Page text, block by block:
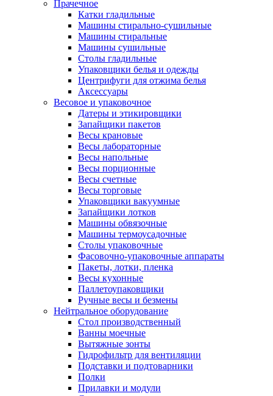
Прачечное
Катки гладильные
Машины стирально-сушильные
Машины стиральные
Машины сушильные
Столы гладильные
Упаковщики белья и одежды
Центрифуги для отжима белья
Аксессуары
Весовое и упаковочное
Датеры и этикировщики
Запайщики пакетов
Весы крановые
Весы лабораторные
Весы напольные
Весы порционные
Весы счетные
Весы торговые
Упаковщики вакуумные
Запайщики лотков
Машины обвязочные
Машины термоусадочные
Столы упаковочные
Фасовочно-упаковочные аппараты
Пакеты, лотки, пленка
Весы кухонные
Паллетоупаковщики
Ручные весы и безмены
Нейтральное оборудование
Cтол производственный
Ванны моечные
Вытяжные зонты
Гидрофильтр для вентиляции
Подставки и подтоварники
Полки
Прилавки и модули